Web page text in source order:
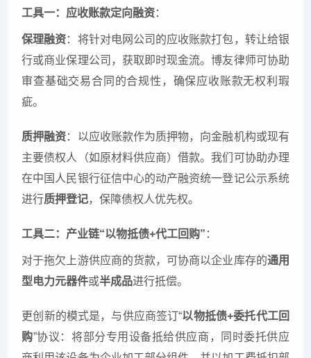
工具一：应收账款定向融资：
保理融资：将针对电网公司的应收账款打包，转让给银
行或商业保理公司，获取即时现金流。博友律师可协助
审查基础交易合同的合规性，确保应收账款无权利瑕
疵。
质押融资：以应收账款作为质押物，向金融机构或现有
主要债权人（如原材料供应商）借款。我们可协助办理
在中国人民银行征信中心的动产融资统一登记公示系统
进行质押登记，保障债权人优先权。
工具二：产业链“以物抵债+代工回购” ：
对于拖欠上游供应商的货款，可协商以企业库存的通用
型电力元器件或半成品进行抵偿。
更创新的模式是，与供应商签订“以物抵债+委托代工回
购”协议：将部分专用设备抵给供应商，同时委托供应